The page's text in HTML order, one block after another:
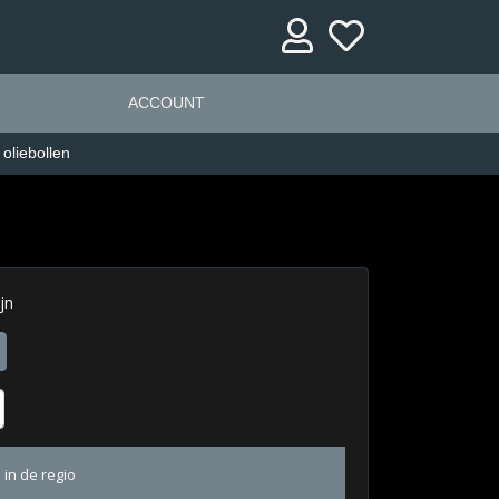
ACCOUNT
in de regio